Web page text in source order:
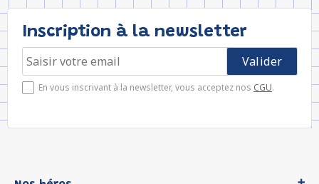
Inscription à la newsletter
En vous inscrivant à la newsletter, vous acceptez nos CGU.